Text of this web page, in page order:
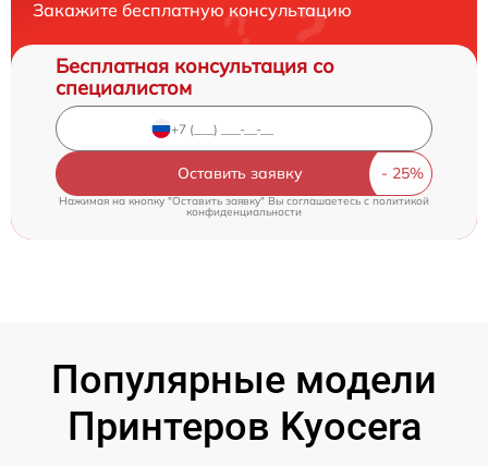
Закажите бесплатную консультацию
Бесплатная консультация со
специалистом
Оставить заявку
Нажимая на кнопку "Оставить заявку" Вы соглашаетесь c политикой
конфиденциальности
Популярные модели
Принтеров Kyocera